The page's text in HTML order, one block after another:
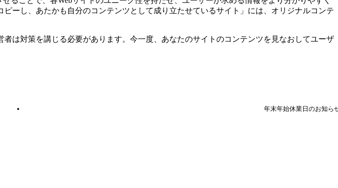
ーし、あたかも自分のコンテンツとして成り立たせているサイト」には、オリジナルコンテ
は対策を講じる必要があります。今一度、あなたのサイトのコンテンツを見なおしてユーザ
年末年始休業日のお知ら